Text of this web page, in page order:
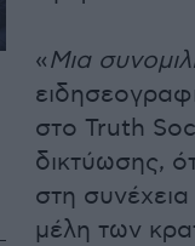
«Mια
στo Truth
δικτύωσης,
στη
μέλη των